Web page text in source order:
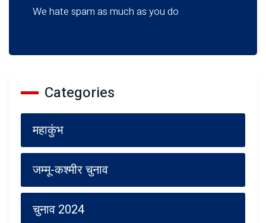
We hate spam as much as you do
Categories
महाकुंभ
जम्मू-कश्मीर चुनाव
चुनाव 2024